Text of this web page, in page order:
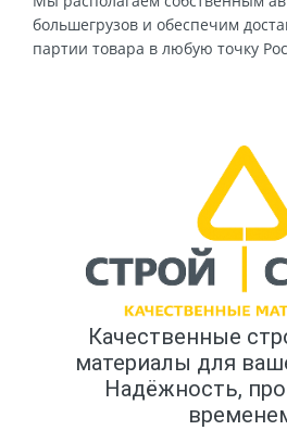
большегрузов и обеспечим
партии товара в любую точку
Качественные
материалы для
Надёжность,